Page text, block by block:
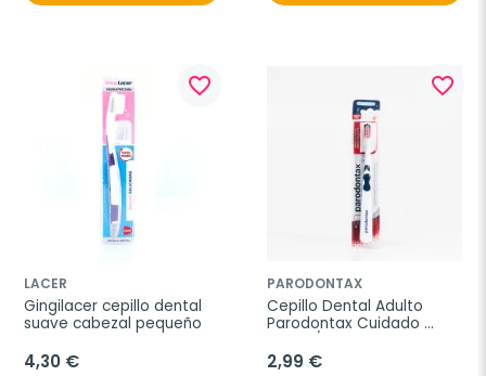
favorite_border
LACER
Gingilacer cepillo dental
suave cabezal pequeño
4,30 €
favorite_border
PARODONTAX
Cepillo Dental Adulto
Parodontax Cuidado
2,99 €